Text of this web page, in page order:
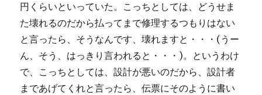
円くらいといっていた。こっちとしては、どうせま
た壊れるのだから払ってまで修理するつもりはない
と言ったら、そうなんです、壊れますと・・・(うー
ん、そう、はっきり言われると・・・)。というわけ
で、こっちとしては、設計が悪いのだから、設計者
まであげてくれと言ったら、伝票にそのように書い